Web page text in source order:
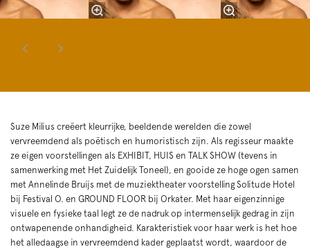
Suze Milius creëert kleurrijke, beeldende werelden die zowel
vervreemdend als poëtisch en humoristisch zijn. Als regisseur maakte
ze eigen voorstellingen als EXHIBIT, HUIS en TALK SHOW (tevens in
samenwerking met Het Zuidelijk Toneel), en gooide ze hoge ogen samen
met Annelinde Bruijs met de muziektheater voorstelling Solitude Hotel
bij Festival O. en GROUND FLOOR bij Orkater. Met haar eigenzinnige
visuele en fysieke taal legt ze de nadruk op intermenselijk gedrag in zijn
ontwapenende onhandigheid. Karakteristiek voor haar werk is het hoe
het alledaagse in vervreemdend kader geplaatst wordt, waardoor de